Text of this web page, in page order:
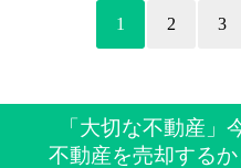
1 2 3
「大切な不動産」
不動産を売却する